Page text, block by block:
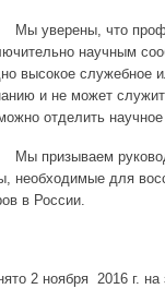
что
научным
высокое служебное
и не может
отделить
необходимые для
в России.
2 ноября 2016 г.